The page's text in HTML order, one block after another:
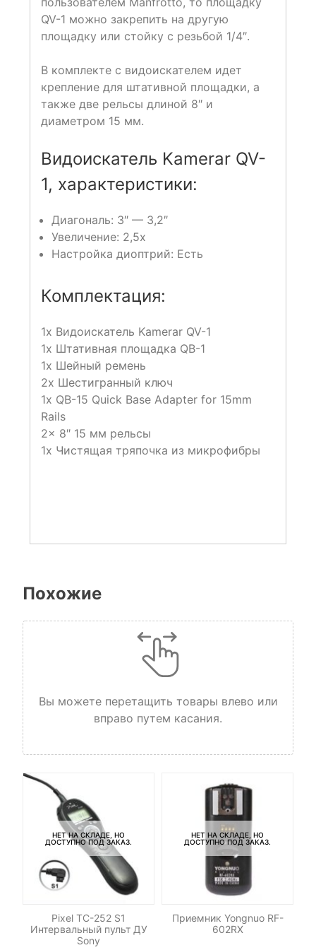
QV-1 можно закрепить на другую
площадку или стойку с резьбой 1/4″.
В комплекте с видоискателем идет
крепление для штативной площадки, а
также две рельсы длиной 8″ и
диаметром 15 мм.
Видоискатель Kamerar QV-
1, характеристики:
Диагональ: 3″ — 3,2″
Увеличение: 2,5x
Настройка диоптрий: Есть
Комплектация:
1x Видоискатель Kamerar QV-1
1x Штативная площадка QB-1
1x Шейный ремень
2x Шестигранный ключ
1x QB-15 Quick Base Adapter for 15mm
Rails
2x 8″ 15 мм рельсы
1x Чистящая тряпочка из микрофибры
Похожие
Вы можете перетащить товары влево или
вправо путем касания.
НЕТ НА СКЛАДЕ, НО
ДОСТУПНО ПОД ЗАКАЗ.
Pixel TC-252 S1
Интервальный пульт ДУ
Sony
НЕТ НА СКЛАДЕ, НО
ДОСТУПНО ПОД ЗАКАЗ.
Приемник Yongnuo RF-
602RX